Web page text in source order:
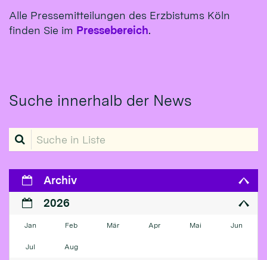
Alle Pressemitteilungen des Erzbistums Köln
finden Sie im Pressebereich.
Suche innerhalb der News
Suche in Liste
Archiv
2026
Jan Feb Mär Apr Mai Jun
Jul Aug